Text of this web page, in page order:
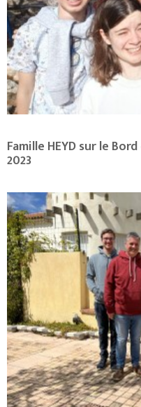
Famille HEYD sur le
2023